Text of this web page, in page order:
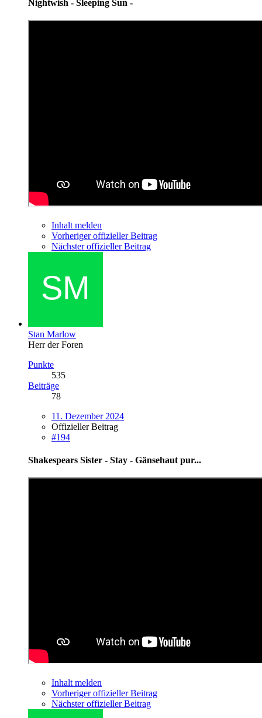
Nightwish - Sleeping Sun -
Inhalt melden
Vorheriger offizieller Beitrag
Nächster offizieller Beitrag
Stan Marlow
Herr der Foren
Punkte
535
Beiträge
78
11. Dezember 2024
Offizieller Beitrag
#194
Shakespears Sister - Stay - Gänsehaut pur...
Inhalt melden
Vorheriger offizieller Beitrag
Nächster offizieller Beitrag